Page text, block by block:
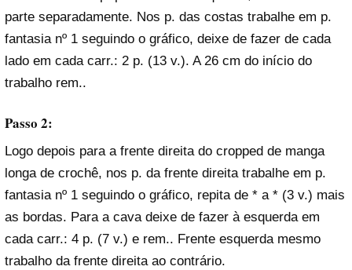
parte separadamente. Nos p. das costas trabalhe em p.
fantasia nº 1 seguindo o gráfico, deixe de fazer de cada
lado em cada carr.: 2 p. (13 v.). A 26 cm do início do
trabalho rem..
Passo 2:
Logo depois para a frente direita do cropped de manga
longa de crochê, nos p. da frente direita trabalhe em p.
fantasia nº 1 seguindo o gráfico, repita de * a * (3 v.) mais
as bordas. Para a cava deixe de fazer à esquerda em
cada carr.: 4 p. (7 v.) e rem.. Frente esquerda mesmo
trabalho da frente direita ao contrário.